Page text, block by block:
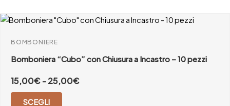
BOMBONIERE
Bomboniera “Cubo” con Chiusura a Incastro – 10 pezzi
15,00€-25,00€
SCEGLI